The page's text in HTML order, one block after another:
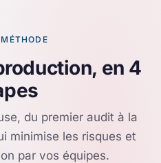
en 4
du premier audit à la
minimise les risques et
par vos équipes.